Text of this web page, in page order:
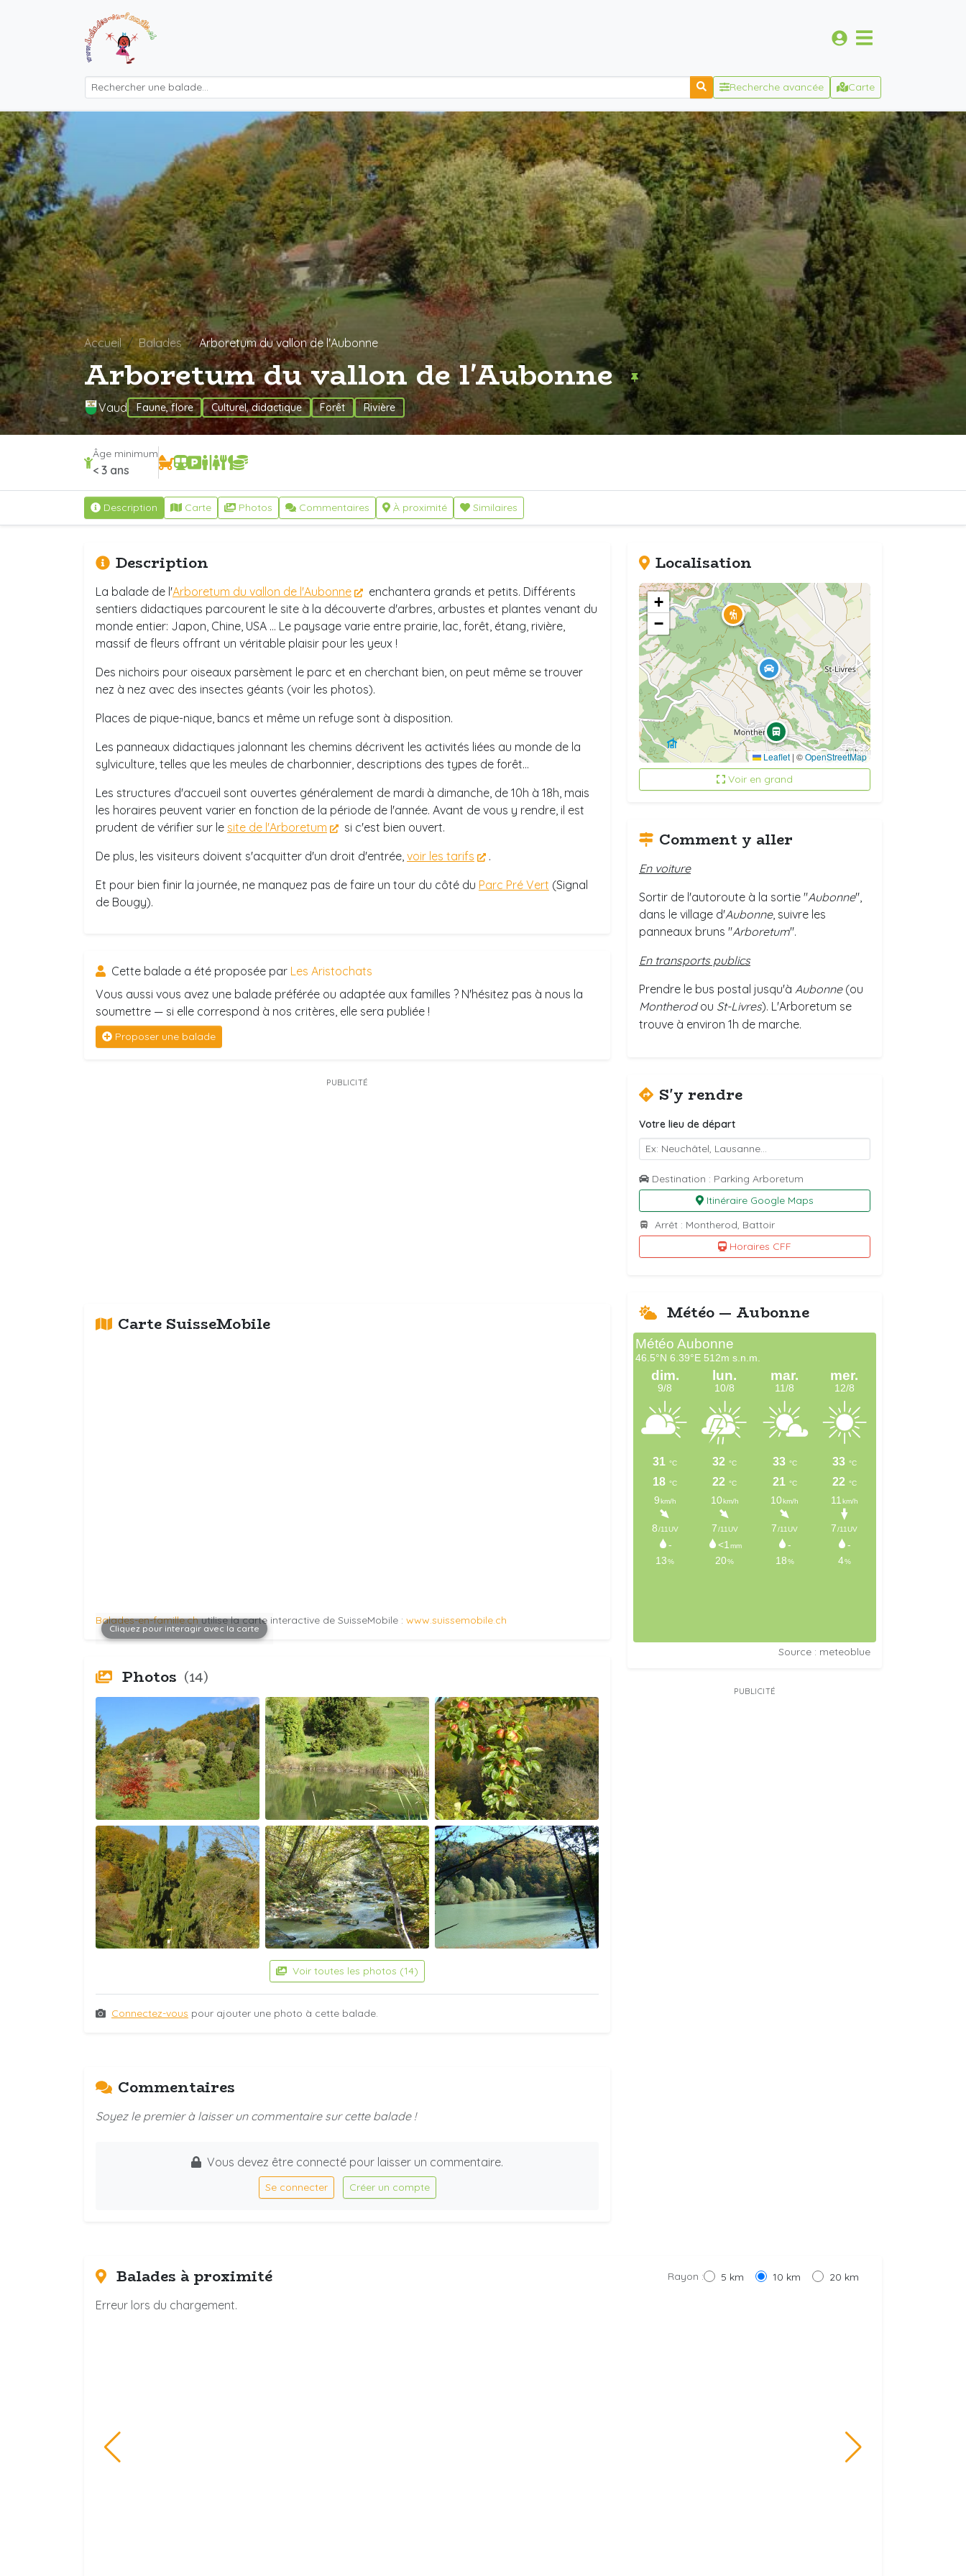
Recherche avancée Carte
Accueil Balades Arboretum du vallon de l'Aubonne
Arboretum du vallon de l'Aubonne
Vaud Faune, flore Culturel, didactique Forêt Rivière
Âge minimum
< 3 ans
Description Carte Photos Commentaires À proximité Similaires
Description
La balade de l'Arboretum du vallon de l'Aubonne
enchantera grands et petits. Différents
sentiers didactiques parcourent le site à la découverte d'arbres, arbustes et plantes venant du
monde entier: Japon, Chine, USA ... Le paysage varie entre prairie, lac, forêt, étang, rivière,
massif de fleurs offrant un véritable plaisir pour les yeux !
Des nichoirs pour oiseaux parsèment le parc et en cherchant bien, on peut même se trouver
nez à nez avec des insectes géants (voir les photos).
Places de pique-nique, bancs et même un refuge sont à disposition.
Les panneaux didactiques jalonnant les chemins décrivent les activités liées au monde de la
sylviculture, telles que les meules de charbonnier, descriptions des types de forêt...
Les structures d'accueil sont ouvertes généralement de mardi à dimanche, de 10h à 18h, mais
les horaires peuvent varier en fonction de la période de l'année. Avant de vous y rendre, il est
prudent de vérifier sur le site de l'Arboretum
si c'est bien ouvert.
De plus, les visiteurs doivent s'acquitter d'un droit d'entrée, voir les tarifs
.
Et pour bien finir la journée, ne manquez pas de faire un tour du côté du Parc Pré Vert (Signal
de Bougy).
Cette balade a été proposée par Les Aristochats
Vous aussi vous avez une balade préférée ou adaptée aux familles ? N'hésitez pas à nous la
soumettre — si elle correspond à nos critères, elle sera publiée !
Proposer une balade
PUBLICITÉ
Carte SuisseMobile
Cliquez pour interagir avec la carte
Balades-en-famille.chutilise la carte interactive de SuisseMobile : www.suissemobile.ch
Photos (14)
Voir toutes les photos (14)
Connectez-vous pour ajouter une photo à cette balade.
Localisation
+
−
Leaflet | ©OpenStreetMap
Voir en grand
Comment y aller
En voiture
Sortir de l'autoroute à la sortie "Aubonne",
dans le village d'Aubonne, suivre les
panneaux bruns "Arboretum".
En transports publics
Prendre le bus postal jusqu'à Aubonne (ou
Montherodou St-Livres). L'Arboretum se
trouve à environ 1h de marche.
S'y rendre
Votre lieu de départ
Destination : Parking Arboretum
Itinéraire Google Maps
Arrêt : Montherod, Battoir
Horaires CFF
Météo — Aubonne
Source : meteoblue
PUBLICITÉ
Commentaires
Soyez le premier à laisser un commentaire sur cette balade !
Vous devez être connecté pour laisser un commentaire.
Se connecter Créer un compte
Balades à proximité Rayon : 5 km 10 km 20 km
Erreur lors du chargement.